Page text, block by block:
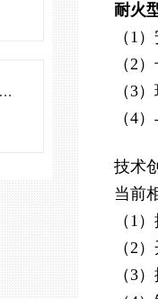
探秘高压耐火型母线槽：结构亮点与实用效能
耐火
（1
（2
（3
（4
技术
当前
（1
（2
（3